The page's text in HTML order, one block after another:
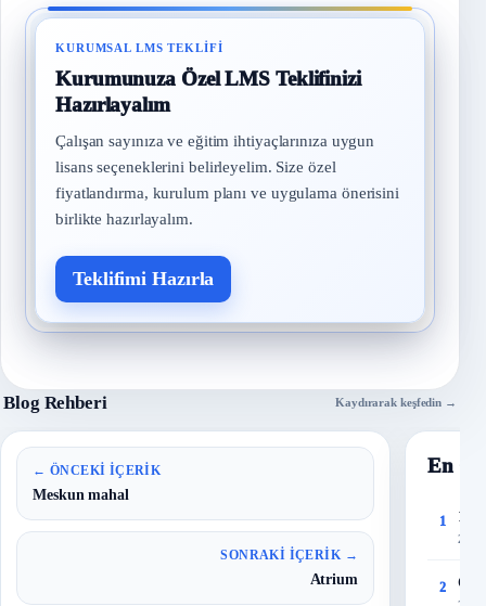
KURUMSAL LMS TEKLIFI
Kurumunuza Özel LMS Teklifinizi
Hazırlayalım
Çalışan sayınıza ve eğitim ihtiyaçlarınıza uygun
lisans seçeneklerini belirleyelim. Size özel
fiyatlandırma, kurulum planı ve uygulama önerisini
birlikte hazırlayalım.
Teklifimi Hazırla
Blog Rehberi Kaydırarak keşfedin →
← ÖNCEKI İÇERIK
Meskun mahal
SONRAKI İÇERIK →
Atrium
En
1 150
27
2